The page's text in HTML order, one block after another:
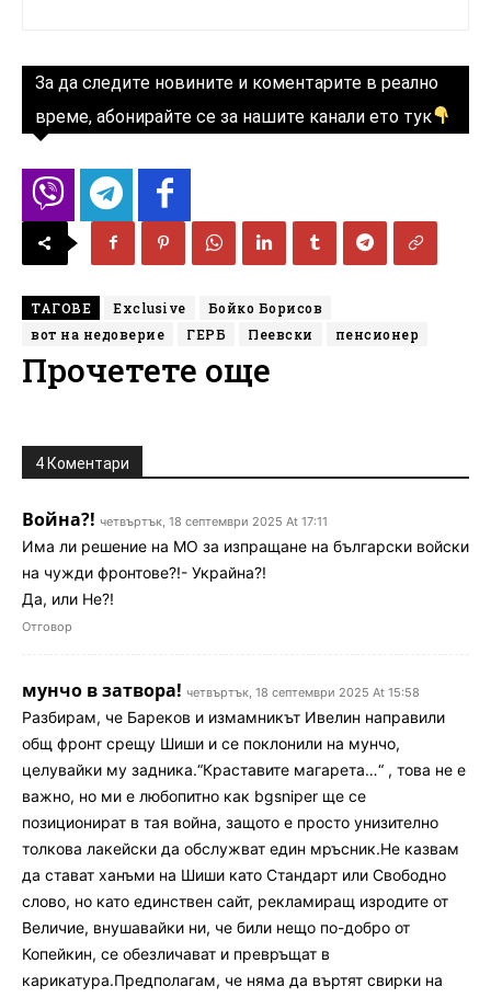
За да следите новините и коментарите в реално
време, абонирайте се за нашите канали ето тук
ТАГОВЕ Exclusive
Бойко Борисов
вот на недоверие
ГЕРБ Пеевски пенсионер
Прочетете още
4 Коментари
Война?! четвъртък, 18 септември 2025 At 17:11
Има ли решение на МО за изпращане на български войски
на чужди фронтове?!- Украйна?!
Да, или Не?!
Отговор
мунчо в затвора! четвъртък, 18 септември 2025 At 15:58
Разбирам, че Бареков и измамникът Ивелин направили
общ фронт срещу Шиши и се поклонили на мунчо,
целувайки му задника.“Краставите магарета…“ , това не е
важно, но ми е любопитно как bgsniper ще се
позиционират в тая война, защото е просто унизително
толкова лакейски да обслужват един мръсник.Не казвам
да стават ханъми на Шиши като Стандарт или Свободно
слово, но като единствен сайт, рекламиращ изродите от
Величие, внушавайки ни, че били нещо по-добро от
Копейкин, се обезличават и превръщат в
карикатура.Предполагам, че няма да въртят свирки на